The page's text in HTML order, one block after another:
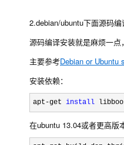
2.debian/ubuntu下面源码
源码编译安装就是麻烦一点
主要参考Debian or Ubuntu
安装依赖：
apt-get install
在ubuntu 13.04或者更高版